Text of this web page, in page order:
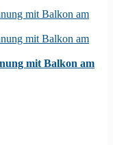
mit Balkon am